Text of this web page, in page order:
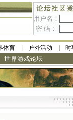
用户名：
密 码：
体育 户外活动 时
世界游戏论坛